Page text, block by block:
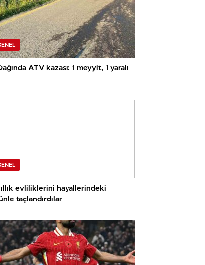
ATV kazası: 1 meyyit, 1 yaralı
evliliklerini hayallerindeki
taçlandırdılar